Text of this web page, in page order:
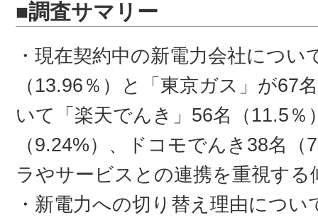
■調査サマリー
・現在契約中の新電力会社につ
（13.96％）と「東京ガス」が67
いて「楽天でんき」56名（11.5％
（9.24%）、ドコモでんき38名
ラやサービスとの連携を重視する
・新電力への切り替え理由につ